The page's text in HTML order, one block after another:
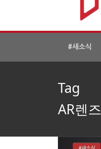
#새소식
Tag
AR렌즈